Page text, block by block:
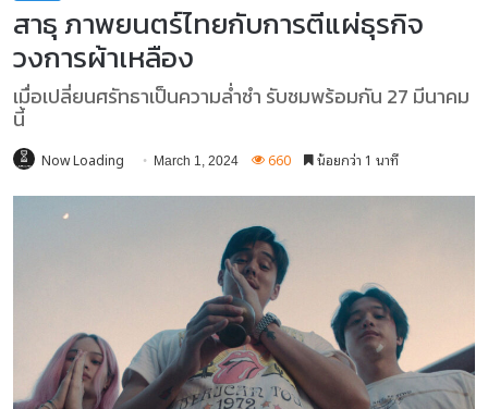
สาธุ ภาพยนตร์ไทยกับการตีแผ่ธุรกิจ
วงการผ้าเหลือง
เมื่อเปลี่ยนศรัทธาเป็นความล่ำซำ รับชมพร้อมกัน 27 มีนาคม
นี้
Now Loading March 1, 2024 660 น้อยกว่า 1 นาที